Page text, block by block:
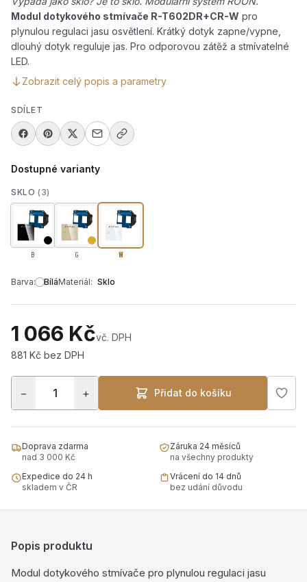
Modul dotykového stmívače R-T602DR+CR-W pro
plynulou regulaci jasu osvětlení. Krátký dotyk zapne/vypne,
dlouhý dotyk reguluje jas. Pro odporovou zátěž a stmívatelné
LED.
Zobrazit celý popis a parametry
SDÍLET
Dostupné varianty
SKLO (3)
B G W
Barva: BíláMateriál: Sklo
1 066 Kčvč. DPH
881 Kč bez DPH
− + Přidat do košíku
Doprava zdarma
nad 3 000 Kč
Záruka 24 měsíců
na všechny produkty
Expedice do 24 h
skladem v ČR
Vrácení do 14 dnů
bez udání důvodu
Popis produktu
Modul dotykového stmívače pro plynulou regulaci jasu